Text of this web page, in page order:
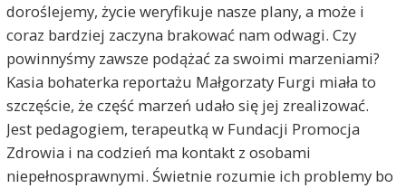
doroślejemy, życie weryfikuje nasze plany, a może i
coraz bardziej zaczyna brakować nam odwagi. Czy
powinnyśmy zawsze podążać za swoimi marzeniami?
Kasia bohaterka reportażu Małgorzaty Furgi miała to
szczęście, że część marzeń udało się jej zrealizować.
Jest pedagogiem, terapeutką w Fundacji Promocja
Zdrowia i na codzień ma kontakt z osobami
niepełnosprawnymi. Świetnie rozumie ich problemy bo